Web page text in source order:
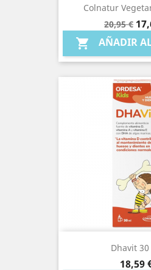
Colnatur
Precio
base
20,95 €
 AÑADIR
Dhavit
Precio
18,59